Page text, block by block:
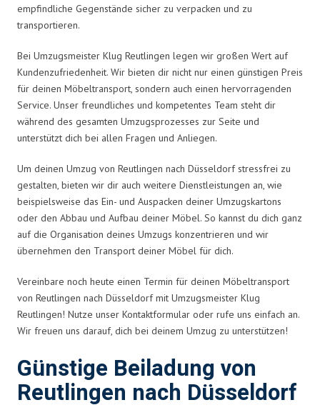
empfindliche Gegenstände sicher zu verpacken und zu
transportieren.
Bei Umzugsmeister Klug Reutlingen legen wir großen Wert auf
Kundenzufriedenheit. Wir bieten dir nicht nur einen günstigen Preis
für deinen Möbeltransport, sondern auch einen hervorragenden
Service. Unser freundliches und kompetentes Team steht dir
während des gesamten Umzugsprozesses zur Seite und
unterstützt dich bei allen Fragen und Anliegen.
Um deinen Umzug von Reutlingen nach Düsseldorf stressfrei zu
gestalten, bieten wir dir auch weitere Dienstleistungen an, wie
beispielsweise das Ein- und Auspacken deiner Umzugskartons
oder den Abbau und Aufbau deiner Möbel. So kannst du dich ganz
auf die Organisation deines Umzugs konzentrieren und wir
übernehmen den Transport deiner Möbel für dich.
Vereinbare noch heute einen Termin für deinen Möbeltransport
von Reutlingen nach Düsseldorf mit Umzugsmeister Klug
Reutlingen! Nutze unser Kontaktformular oder rufe uns einfach an.
Wir freuen uns darauf, dich bei deinem Umzug zu unterstützen!
Günstige Beiladung von
Reutlingen nach Düsseldorf